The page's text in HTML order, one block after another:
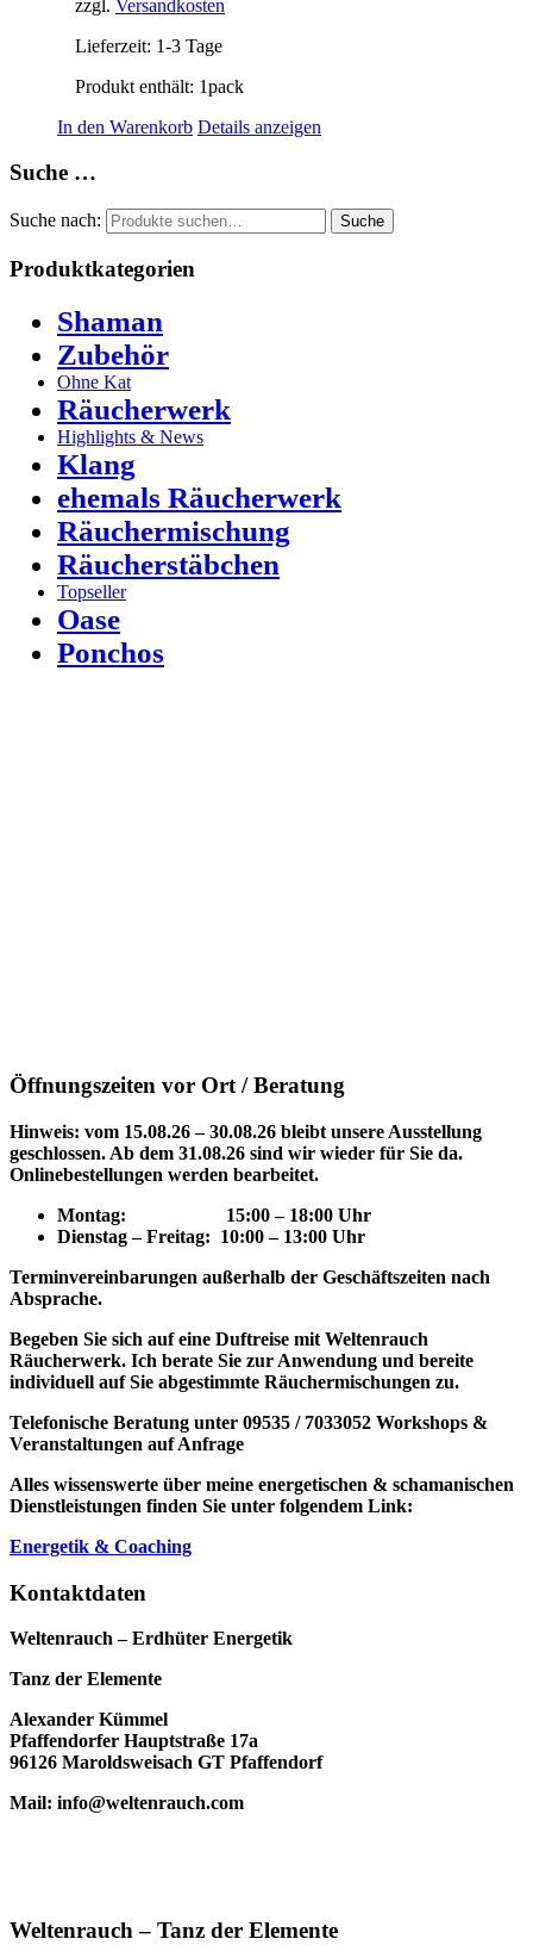
zzgl. Versandkosten
Lieferzeit: 1-3 Tage
Produkt enthält: 1pack
In den Warenkorb Details anzeigen
Suche …
Suche nach: Suche
Produktkategorien
Shaman
Zubehör
Ohne Kat
Räucherwerk
Highlights & News
Klang
ehemals Räucherwerk
Räuchermischung
Räucherstäbchen
Topseller
Oase
Ponchos
Öffnungszeiten vor Ort / Beratung
Hinweis: vom 15.08.26 – 30.08.26 bleibt unsere Ausstellung
geschlossen. Ab dem 31.08.26 sind wir wieder für Sie da.
Onlinebestellungen werden bearbeitet.
Montag: 15:00 – 18:00 Uhr
Dienstag – Freitag: 10:00 – 13:00 Uhr
Terminvereinbarungen außerhalb der Geschäftszeiten nach
Absprache.
Begeben Sie sich auf eine Duftreise mit Weltenrauch
Räucherwerk. Ich berate Sie zur Anwendung und bereite
individuell auf Sie abgestimmte Räuchermischungen zu.
Telefonische Beratung unter 09535 / 7033052 Workshops &
Veranstaltungen auf Anfrage
Alles wissenswerte über meine energetischen & schamanischen
Dienstleistungen finden Sie unter folgendem Link:
Energetik & Coaching
Kontaktdaten
Weltenrauch – Erdhüter Energetik
Tanz der Elemente
Alexander Kümmel
Pfaffendorfer Hauptstraße 17a
96126 Maroldsweisach GT Pfaffendorf
Mail: info@weltenrauch.com
Weltenrauch – Tanz der Elemente